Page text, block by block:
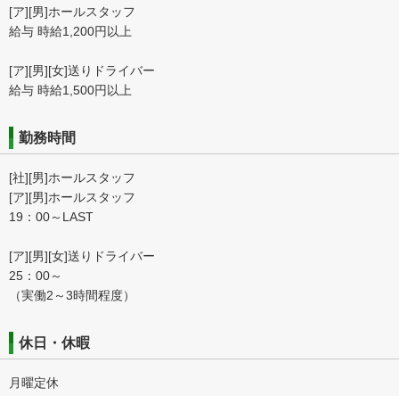
[ア][男]ホールスタッフ
給与 時給1,200円以上
[ア][男][女]送りドライバー
給与 時給1,500円以上
勤務時間
[社][男]ホールスタッフ
[ア][男]ホールスタッフ
19：00～LAST
[ア][男][女]送りドライバー
25：00～
（実働2～3時間程度）
休日・休暇
月曜定休